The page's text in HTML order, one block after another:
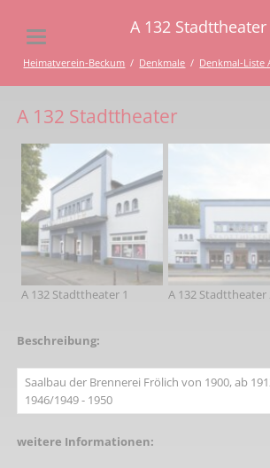
A 132 Stadttheater
Heimatverein-Beckum Denkmale Denkmal-Liste
A 132 Stadttheater
A 132 Stadttheater 1 A 132 Stadttheater
Beschreibung:
Saalbau der Brennerei Frölich von 1900, ab
1946/1949 - 1950
weitere Informationen: